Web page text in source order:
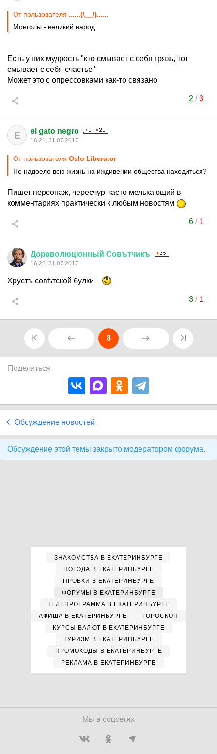
От пользователя ......(\__/)......
Монголы - великий народ.
Есть у них мудрость "кто смывает с себя грязь, тот
смывает с себя счастье"
Может это с опрессовками как-то связано
2 /3
E el gato negro
16:21, 31.07.2017
От пользователя Oslo Liberator
Не надоело всю жизнь на иждивении общества находиться?
Пишет персонаж, чересчур часто мелькающий в
комментариях практически к любым новостям
6/ 1
Дореволюцiонный Совътчикъ
16:28, 31.07.2017
Хрустъ совѣтской булки
3/ 1
8
Поделиться
Обсуждение новостей
Обсуждение этой темы закрыто модератором форума.
ЗНАКОМСТВА В ЕКАТЕРИНБУРГЕ
ПОГОДА В ЕКАТЕРИНБУРГЕ
ПРОБКИ В ЕКАТЕРИНБУРГЕ
ФОРУМЫ В ЕКАТЕРИНБУРГЕ
ТЕЛЕПРОГРАММА В ЕКАТЕРИНБУРГЕ
АФИША В ЕКАТЕРИНБУРГЕ
ГОРОСКОП
КУРСЫ ВАЛЮТ В ЕКАТЕРИНБУРГЕ
ТУРИЗМ В ЕКАТЕРИНБУРГЕ
ПРОМОКОДЫ В ЕКАТЕРИНБУРГЕ
РЕКЛАМА В ЕКАТЕРИНБУРГЕ
Мы в соцсетях